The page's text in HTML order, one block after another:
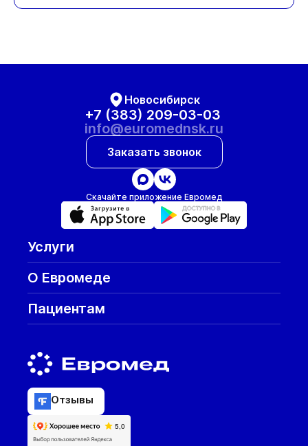
Новосибирск
+7 (383) 209-03-03
info@euromednsk.ru
Заказать звонок
Скачайте приложение Евромед
Услуги
О Евромеде
Пациентам
Отзывы